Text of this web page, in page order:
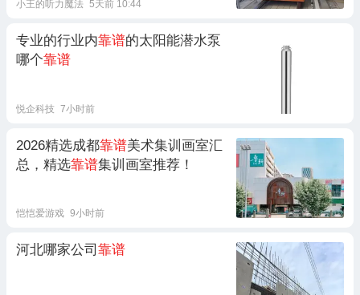
小王的听力魔法 5天前 10:44
专业的行业内靠谱的太阳能潜水泵
哪个靠谱
悦企科技 7小时前
2026精选成都靠谱美术集训画室汇
总，精选靠谱集训画室推荐！
恺恺爱游戏 9小时前
河北哪家公司 靠谱